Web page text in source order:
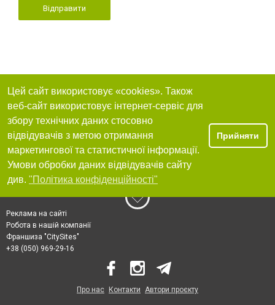
Відправити
Цей сайт використовує «cookies». Також
веб-сайт використовує інтернет-сервіс для
збору технічних даних стосовно
відвідувачів з метою отримання
маркетингової та статистичної інформації.
Умови обробки даних відвідувачів сайту
див. "Політика конфіденційності"
Прийняти
Реклама на сайті
Робота в нашій компанії
Франшиза "CitySites"
+38 (050) 969-29-16
Про нас Контакти Автори проєкту